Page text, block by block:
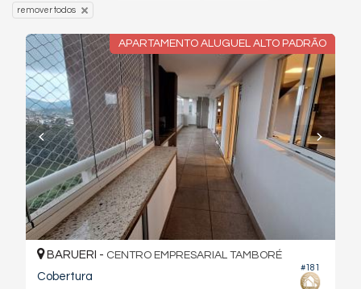
remover todos
APARTAMENTO ALUGUEL ALTO PADRÃO
#181
BARUERI - CENTRO EMPRESARIAL TAMBORÉ
Cobertura